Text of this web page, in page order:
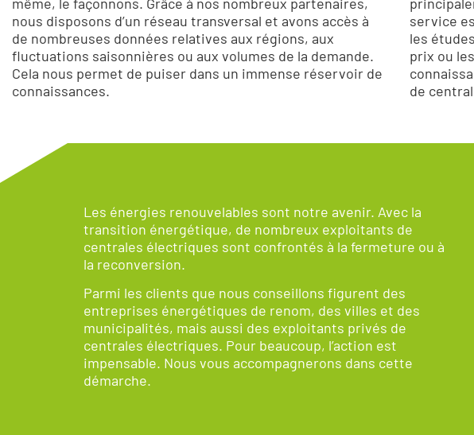
nous disposons d’un réseau transversal et avons accès à
de nombreuses données relatives aux régions, aux
fluctuations saisonnières ou aux volumes de la demande.
Cela nous permet de puiser dans un immense réservoir de
connaissances.
service
les
prix ou
de
Les énergies renouvelables sont notre avenir. Avec la
transition énergétique, de nombreux exploitants de
centrales électriques sont confrontés à la fermeture ou à
la reconversion.
Parmi les clients que nous conseillons figurent des
entreprises énergétiques de renom, des villes et des
municipalités, mais aussi des exploitants privés de
centrales électriques. Pour beaucoup, l’action est
impensable. Nous vous accompagnerons dans cette
démarche.